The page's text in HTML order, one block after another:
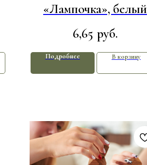
«Лампочка», белый
6,65 руб.
Подробнее В корзину